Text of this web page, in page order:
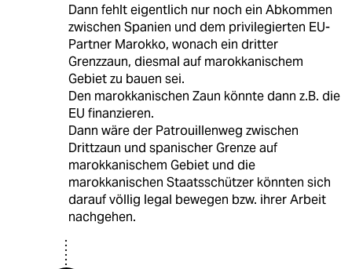
Dann fehlt eigentlich nur noch ein Abkommen
zwischen Spanien und dem privilegierten EU-
Partner Marokko, wonach ein dritter
Grenzzaun, diesmal auf marokkanischem
Gebiet zu bauen sei.
Den marokkanischen Zaun könnte dann z.B. die
EU finanzieren.
Dann wäre der Patrouillenweg zwischen
Drittzaun und spanischer Grenze auf
marokkanischem Gebiet und die
marokkanischen Staatsschützer könnten sich
darauf völlig legal bewegen bzw. ihrer Arbeit
nachgehen.